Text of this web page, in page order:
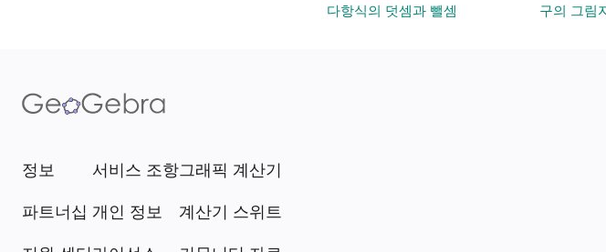
다항식의 덧셈과 뺄셈
구의 그림
정보
파트너십
서비스 조항
개인 정보
그래픽 계산기
계산기 스위트